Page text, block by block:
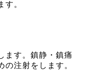
す。
ます。鎮静・鎮痛
の注射をします。